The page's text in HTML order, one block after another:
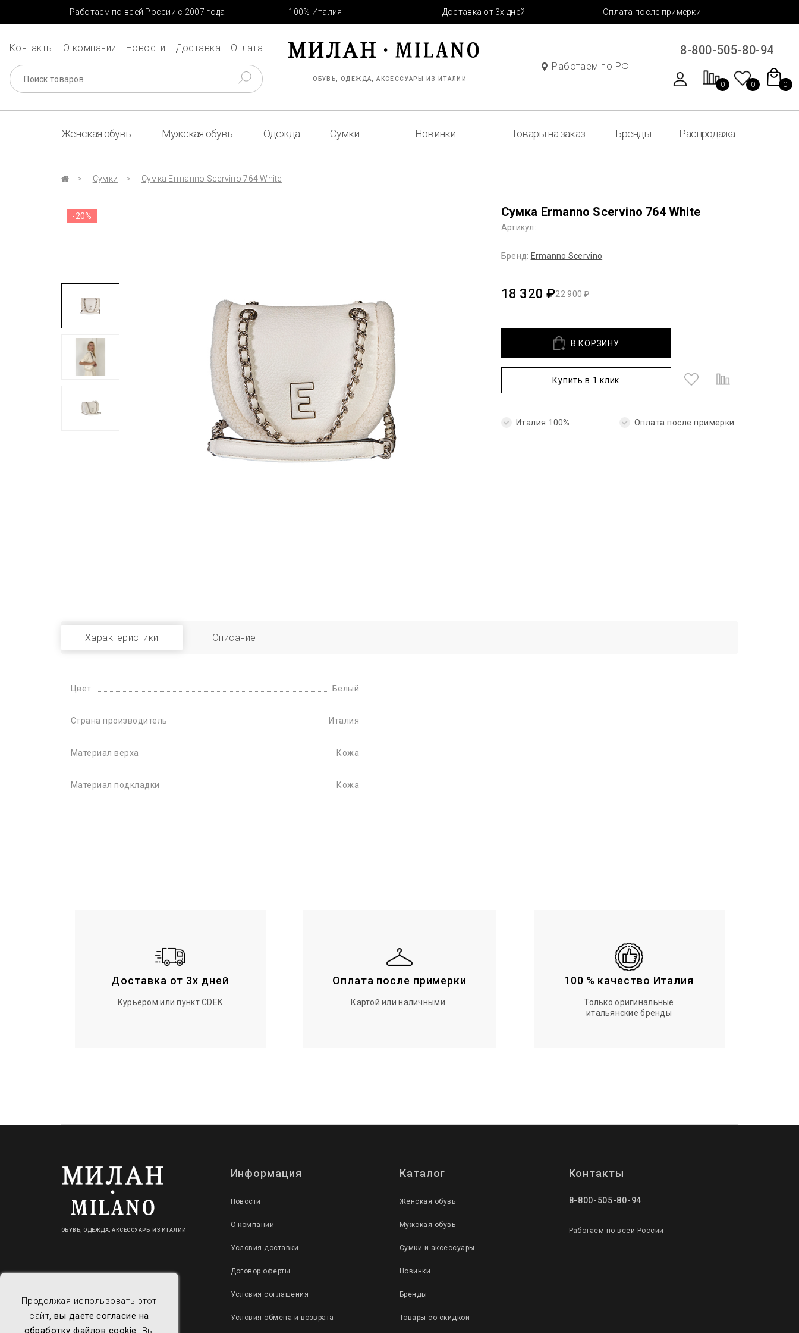
Работаем по всей России с 2007 года 100% Италия Доставка от 3х дней Оплата после примерки
Контакты О компании Новости Доставка Оплата
ОБУВЬ, ОДЕЖДА, АКСЕССУАРЫ ИЗ ИТАЛИИ
Работаем по РФ
8-800-505-80-94
0 0 0
Женская обувь Мужская обувь Одежда Сумки Новинки Товары на заказ Бренды Распродажа
Сумки Сумка Ermanno Scervino 764 White
-20% Сумка Ermanno Scervino 764 White
Артикул:
Бренд: Ermanno Sсervino
22 900 ₽
18 320 ₽
В КОРЗИНУ
Купить в 1 клик
Италия 100% Оплата после примерки
Характеристики Описание
Цвет Белый
Страна производитель Италия
Материал верха Кожа
Материал подкладки Кожа
Доставка от 3х дней
Курьером или пункт CDEK
Оплата после примерки
Картой или наличными
100 % качество Италия
Только оригинальные
итальянские бренды
ОБУВЬ, ОДЕЖДА, АКСЕССУАРЫ ИЗ ИТАЛИИ
Информация
Новости
О компании
Условия доставки
Договор оферты
Условия соглашения
Условия обмена и возврата
Каталог
Женская обувь
Мужская обувь
Сумки и аксессуары
Новинки
Бренды
Товары со скидкой
Контакты
8-800-505-80-94
Работаем по всей России
Продолжая использовать этот
сайт,вы даете согласие на
обработку файлов cookie . Вы